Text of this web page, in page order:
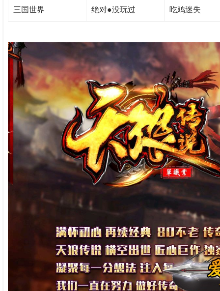
三国世界 绝对●没玩过 吃鸡迷失